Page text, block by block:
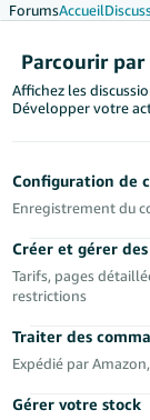
文
-
CN
中
文
TW
Deutsch
- DE
Français
- FR
ForumsAccueil
Parcourir
Affichez les
Développer votre
Configuration de
Enregistrement du
Créer et gérer
Tarifs, pages
restrictions
Traiter des
Expédié par
Gérer votre stock